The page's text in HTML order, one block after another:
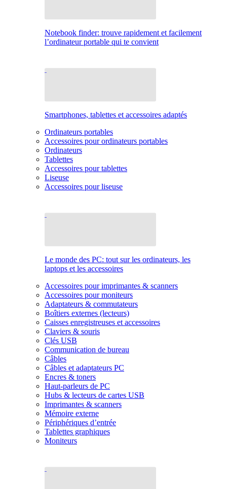
Notebook finder: trouve rapidement et facilement
l’ordinateur portable qui te convient
Smartphones, tablettes et accessoires adaptés
Ordinateurs portables
Accessoires pour ordinateurs portables
Ordinateurs
Tablettes
Accessoires pour tablettes
Liseuse
Accessoires pour liseuse
Le monde des PC: tout sur les ordinateurs, les
laptops et les accessoires
Accessoires pour imprimantes & scanners
Accessoires pour moniteurs
Adaptateurs & commutateurs
Boîtiers externes (lecteurs)
Caisses enregistreuses et accessoires
Claviers & souris
Clés USB
Communication de bureau
Câbles
Câbles et adaptateurs PC
Encres & toners
Haut-parleurs de PC
Hubs & lecteurs de cartes USB
Imprimantes & scanners
Mémoire externe
Périphériques d’entrée
Tablettes graphiques
Moniteurs